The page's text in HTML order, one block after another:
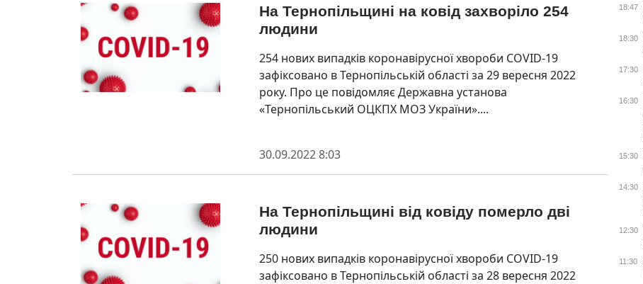
На Тернопільщині на ковід захворіло 254
людини
254 нових випадків коронавірусної хвороби COVID-19
зафіксовано в Тернопільській області за 29 вересня 2022
року. Про це повідомляє Державна установа
«Тернопільський ОЦКПХ МОЗ України»....
30.09.2022 8:03
На Тернопільщині від ковіду померло дві
людини
250 нових випадків коронавірусної хвороби COVID-19
зафіксовано в Тернопільській області за 28 вересня 2022
18:47
18:30
17:30
16:30
15:30
14:30
12:30
11:30